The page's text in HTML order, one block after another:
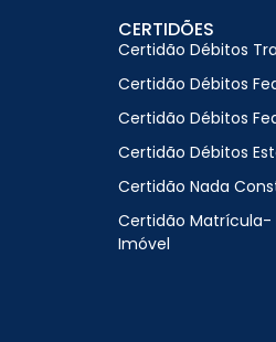
CERTIDÕES
Certidão Débitos
Certidão Débitos
Certidão Débitos
Certidão Débitos
Certidão Nada
Certidão Matrícula-
Imóvel